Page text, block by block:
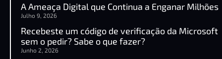
A Ameaça Digital que Continua a Enganar Milhões
Julho 9, 2026
Recebeste um código de verificação da Microsoft
sem o pedir? Sabe o que fazer?
Junho 2, 2026